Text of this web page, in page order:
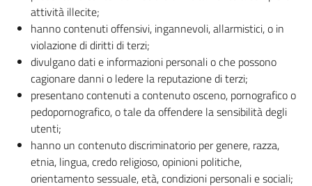
attività illecite;
hanno contenuti offensivi, ingannevoli, allarmistici, o in
violazione di diritti di terzi;
divulgano dati e informazioni personali o che possono
cagionare danni o ledere la reputazione di terzi;
presentano contenuti a contenuto osceno, pornografico o
pedopornografico, o tale da offendere la sensibilità degli
utenti;
hanno un contenuto discriminatorio per genere, razza,
etnia, lingua, credo religioso, opinioni politiche,
orientamento sessuale, età, condizioni personali e sociali;